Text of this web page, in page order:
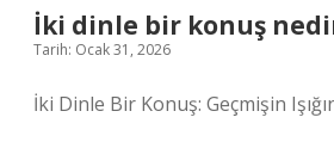
İki dinle bir konuş
Tarih: Ocak 31, 2026
İki Dinle Bir Konuş: Geçmişin